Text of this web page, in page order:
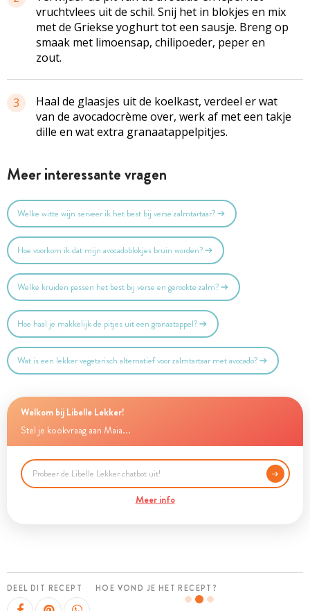
vruchtvlees uit de schil. Snij het in blokjes en mix
met de Griekse yoghurt tot een sausje. Breng op
smaak met limoensap, chilipoeder, peper en
zout.
3
Haal de glaasjes uit de koelkast, verdeel er wat
van de avocadocrème over, werk af met een takje
dille en wat extra granaatappelpitjes.
Meer interessante vragen
Welke witte wijn serveer ik het best bij verse zalmtartaar?
Hoe voorkom ik dat mijn avocadoblokjes bruin worden?
Welke kruiden passen het best bij verse en gerookte zalm?
Hoe haal je makkelijk de pitjes uit een granaatappel?
Wat is een lekker vegetarisch alternatief voor zalmtartaar met avocado?
Welkom bij Libelle Lekker!
Stel je kookvraag aan Maia...
Meer info
DEEL DIT RECEPT HOE VOND JE HET RECEPT?